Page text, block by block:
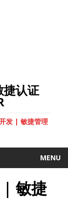
捷认证
发 | 敏捷管理
MENU
| 敏捷